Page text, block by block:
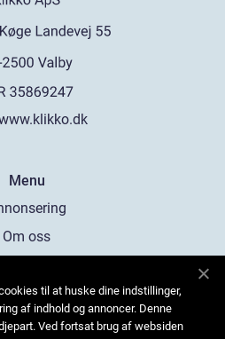
Menu
Om oss
oss
Sitemap
til at huske dine indstillinger,
af indhold og annoncer. Denne
Ved fortsat brug af websiden